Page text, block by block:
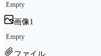
Empty
画像1
Empty
ファイル